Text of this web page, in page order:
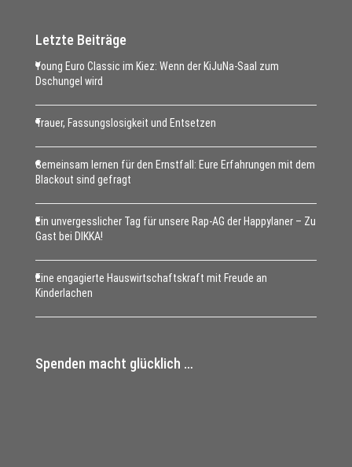
Letzte Beiträge
Young Euro Classic im Kiez: Wenn der KiJuNa-Saal zum
Dschungel wird
Trauer, Fassungslosigkeit und Entsetzen
Gemeinsam lernen für den Ernstfall: Eure Erfahrungen mit dem
Blackout sind gefragt
Ein unvergesslicher Tag für unsere Rap-AG der Happylaner – Zu
Gast bei DIKKA!
Eine engagierte Hauswirtschaftskraft mit Freude an
Kinderlachen
Spenden macht glücklich …